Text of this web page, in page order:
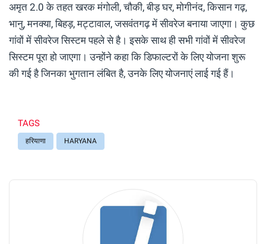
अमृत 2.0 के तहत खरक मंगोली, चौकी, बीड़ घर, मोगीनंद, किसान गढ़,
भानु, मनक्या, बिहड़, मट्टावाल, जसवंतगढ़ में सीवरेज बनाया जाएगा। कुछ
गांवों में सीवरेज सिस्टम पहले से है। इसके साथ ही सभी गांवों में सीवरेज
सिस्टम पूरा हो जाएगा। उन्होंने कहा कि डिफाल्टरों के लिए योजना शुरू
की गई है जिनका भुगतान लंबित है, उनके लिए योजनाएं लाई गई हैं।
TAGS
हरियाणा HARYANA